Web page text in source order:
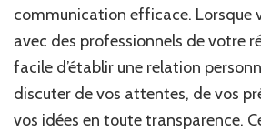
communication efficace. Lorsque
avec des professionnels de votre
facile d’établir une relation
discuter de vos attentes, de vos
vos idées en toute transparence.